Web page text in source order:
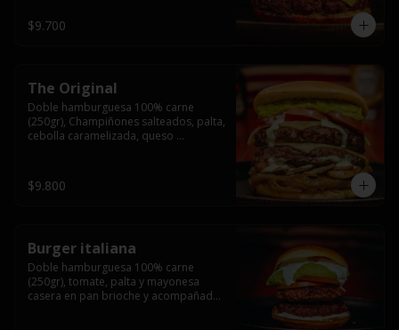
$9.700
The Original
Doble hamburguesa 100% carne
(250gr), Champiñones salteados, palta,
cebolla caramelizada, queso
fritas.
$9.800
Burger italiana
Doble hamburguesa 100% carne
(250gr), tomate, palta y mayonesa
casera en pan brioche y acompañado